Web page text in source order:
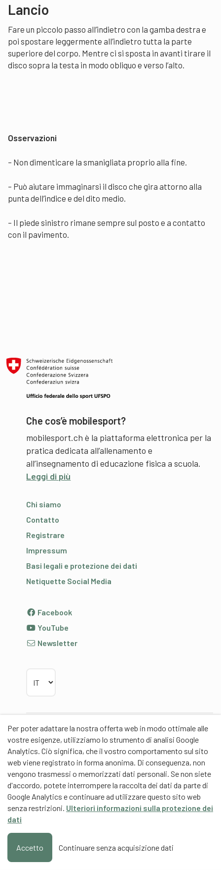
Per poter adattare la nostra offerta web in modo ottimale alle
vostre esigenze, utilizziamo lo strumento di analisi Google
Analytics. Ciò significa, che il vostro comportamento sul sito
web viene registrato in forma anonima. Di conseguenza, non
vengono trasmessi o memorizzati dati personali. Se non siete
d'accordo, potete interrompere la raccolta dei dati da parte di
Google Analytics e continuare ad utilizzare questo sito web
senza restrizioni. Ulteriori informazioni sulla protezione dei
dati
Accetto Continuare senza acquisizione dati
Lancio
Fare un piccolo passo all’indietro con la gamba destra e
poi spostare leggermente all’indietro tutta la parte
superiore del corpo. Mentre ci si sposta in avanti tirare il
disco sopra la testa in modo obliquo e verso l’alto.
Osservazioni
– Non dimenticare la smanigliata proprio alla fine.
– Può aiutare immaginarsi il disco che gira attorno alla
punta dell’indice e del dito medio.
– Il piede sinistro rimane sempre sul posto e a contatto
con il pavimento.
Che cos’è mobilesport?
mobilesport.ch è la piattaforma elettronica per la
pratica dedicata all’allenamento e
all’insegnamento di educazione fisica a scuola.
Leggi di più
Chi siamo
Contatto
Registrare
Impressum
Basi legali e protezione dei dati
Netiquette Social Media
Facebook
YouTube
Newsletter
Partner
Partner di contenuti
Scuola universitaria federale dello Sport Macolin